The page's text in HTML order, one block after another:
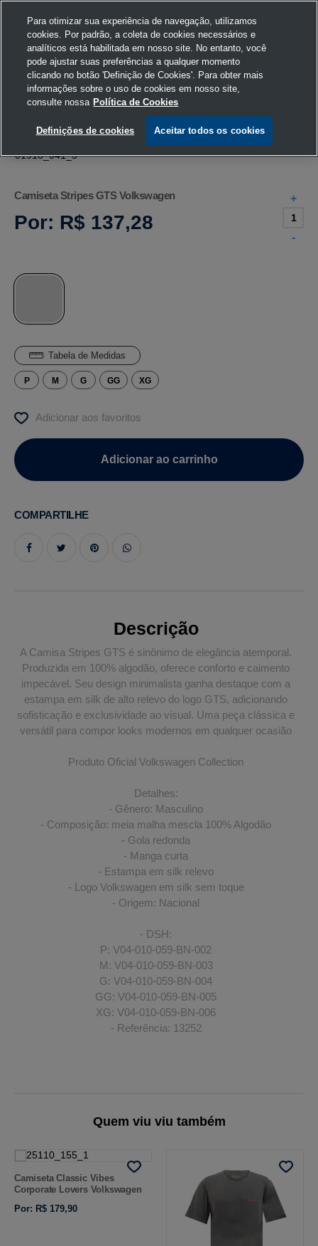
Home Volkswagen Vestuário Camiseta
Camiseta Stripes GTS Volkswagen
Por: R$ 137,28
Tabela de Medidas
P M G GG XG
-
+
Adicionar aos favoritos
COMPARTILHE
Descrição
A Camisa Stripes GTS é sinônimo de elegância atemporal.
Produzida em 100% algodão, oferece conforto e caimento
impecável. Seu design minimalista ganha destaque com a
estampa em silk de alto relevo do logo GTS, adicionando
sofisticação e exclusividade ao visual. Uma peça clássica e
versátil para compor looks modernos em qualquer ocasião
Produto Oficial Volkswagen Collection
Detalhes:
- Gênero: Masculino
- Composição: meia malha mescla 100% Algodão
- Gola redonda
- Manga curta
- Estampa em silk relevo
- Logo Volkswagen em silk sem toque
- Origem: Nacional
- DSH:
P: V04-010-059-BN-002
M: V04-010-059-BN-003
G: V04-010-059-BN-004
GG: V04-010-059-BN-005
XG: V04-010-059-BN-006
- Referência: 13252
Quem viu viu também
Camiseta Classic Vibes
Corporate Lovers Volkswagen
Por: R$ 179,90
Para otimizar sua experiência de navegação, utilizamos
cookies. Por padrão, a coleta de cookies necessários e
analíticos está habilitada em nosso site. No entanto, você
pode ajustar suas preferências a qualquer momento
clicando no botão 'Definição de Cookies'. Para obter mais
informações sobre o uso de cookies em nosso site,
consulte nossa Política de Cookies
Definições de cookies Aceitar todos os cookies